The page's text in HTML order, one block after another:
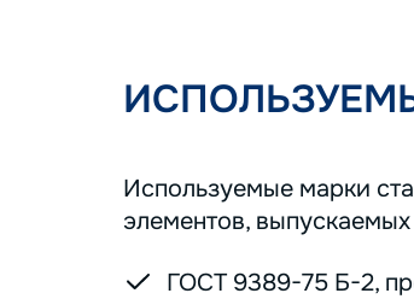
Используемые марки
элементов,
ГОСТ 9389-75 Б-2,